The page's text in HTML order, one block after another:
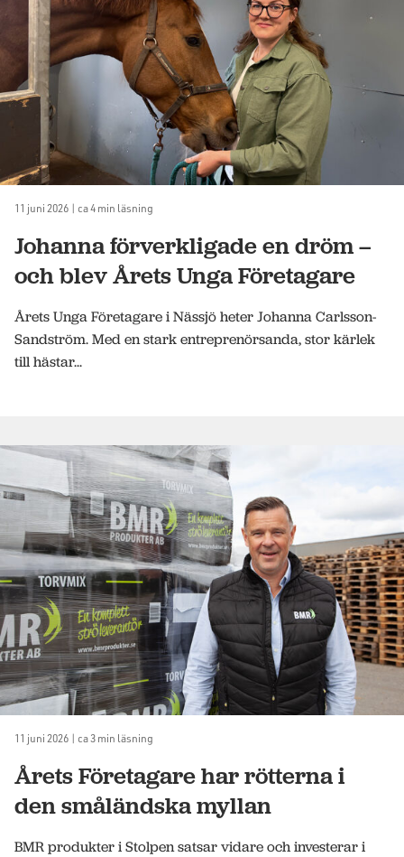
11 juni 2026 | ca 4 min läsning
Johanna förverkligade en dröm –
och blev Årets Unga Företagare
Årets Unga Företagare i Nässjö heter Johanna Carlsson-
Sandström. Med en stark entreprenörsanda, stor kärlek
till hästar...
11 juni 2026 | ca 3 min läsning
Årets Företagare har rötterna i
den småländska myllan
BMR produkter i Stolpen satsar vidare och investerar i